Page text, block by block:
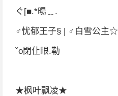
ぐ[■.*暘﹎.
♂忧郁王子§ | ♂白雪公主☆
ˇo閉仩眼.勒
★枫叶飘凌★